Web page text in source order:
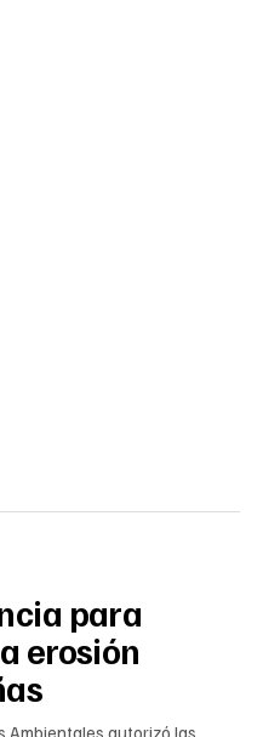
para
erosión
Ambientales autorizó las